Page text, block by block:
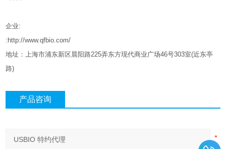
企业:
:http://www.qfbio.com/
地址：上海市浦东新区晨阳路225弄东方现代商业广场46号303室(近东亭
路)
产品咨询